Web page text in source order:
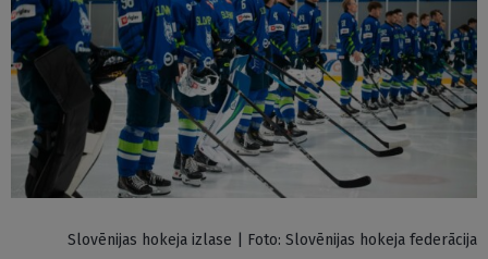
Slovēnijas hokeja izlase | Foto: Slovēnijas hokeja federācija